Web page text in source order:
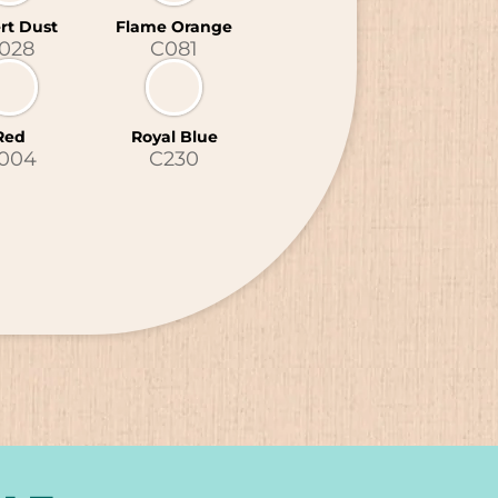
Dust Flame Orange
C081
Royal Blue
C230